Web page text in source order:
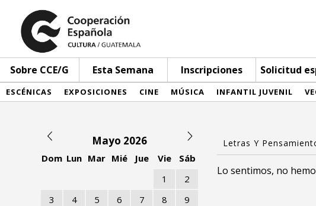
Sobre CCE/G Esta Semana Inscripciones Solicitud
ESCÉNICAS EXPOSICIONES CINE MÚSICA INFANTIL JUVENIL
Mayo 2026
Dom Lun Mar Mié Jue Vie
Sáb
1
2
3
4 5 6 7 8
9
Lo sentimos, no